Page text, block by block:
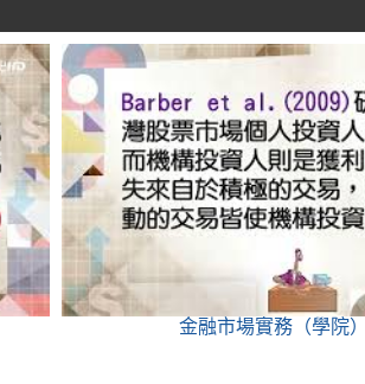
金融市場實務（學院）